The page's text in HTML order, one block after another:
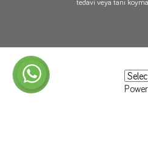
tedavi veya tanı